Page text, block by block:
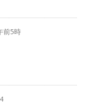
前5時